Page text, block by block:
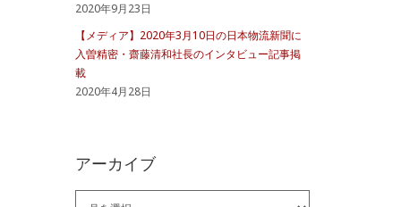
2020年9月23日
【メディア】2020年3月10日の日本物流新聞に
入曽精密・齋藤清和社長のインタビュー記事掲
載
2020年4月28日
アーカイブ